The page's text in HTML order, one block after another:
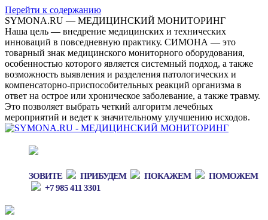
Перейти к содержанию
SYMONA.RU — МЕДИЦИНСКИЙ МОНИТОРИНГ
Наша цель — внедрение медицинских и технических
инноваций в повседневную практику. СИМОНА — это
товарный знак медицинского мониторного оборудования,
особенностью которого является системный подход, а также
возможность выявления и разделения патологических и
компенсаторно-приспособительных реакций организма в
ответ на острое или хроническое заболевание, а также травму.
Это позволяет выбрать четкий алгоритм лечебных
мероприятий и ведет к значительному улучшению исходов.
ЗОВИТЕ ПРИБУДЕМ ПОКАЖЕМ
ПОМОЖЕМ
+7 985 411 3301